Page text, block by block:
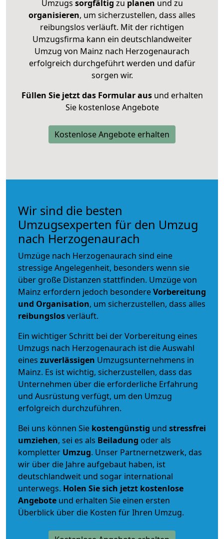
Umzugs sorgfältig zu planen und zu
organisieren, um sicherzustellen, dass alles
reibungslos verläuft. Mit der richtigen
Umzugsfirma kann ein deutschlandweiter
Umzug von Mainz nach Herzogenaurach
erfolgreich durchgeführt werden und dafür
sorgen wir.
Füllen Sie jetzt das Formular ausund erhalten
Sie kostenlose Angebote
Kostenlose Angebote erhalten
Wir sind die besten
Umzugsexperten für den Umzug
nach Herzogenaurach
Umzüge nach Herzogenaurach sind eine
stressige Angelegenheit, besonders wenn sie
über große Distanzen stattfinden. Umzüge von
Mainz erfordern jedoch besondereVorbereitung
und Organisation, um sicherzustellen, dass alles
reibungslosverläuft.
Ein wichtiger Schritt bei der Vorbereitung eines
Umzugs nach Herzogenaurach ist die Auswahl
eines zuverlässigen Umzugsunternehmens in
Mainz. Es ist wichtig, sicherzustellen, dass das
Unternehmen über die erforderliche Erfahrung
und Ausrüstung verfügt, um den Umzug
erfolgreich durchzuführen.
Bei uns können Sie kostengünstig und stressfrei
umziehen, sei es als Beiladung oder als
kompletter Umzug. Unser Partnernetzwerk, das
wir über die Jahre aufgebaut haben, ist
deutschlandweit und sogar international
unterwegs. Holen Sie sich jetzt kostenlose
Angebote und erhalten Sie einen ersten
Überblick über die Kosten für Ihren Umzug.